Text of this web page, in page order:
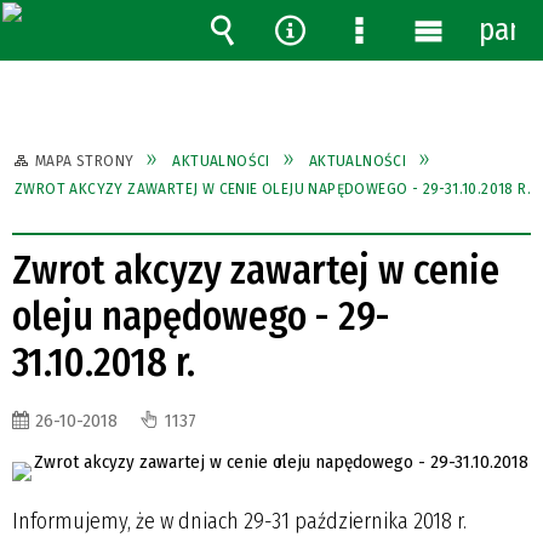
MAPA STRONY AKTUALNOŚCI
AKTUALNOŚCI
ZWROT AKCYZY ZAWARTEJ W CENIE OLEJU NAPĘDOWEGO - 29-31.10.2018 R.
Zwrot akcyzy zawartej w cenie
oleju napędowego - 29-
31.10.2018 r.
26-10-2018 1137
Informujemy, że w dniach 29-31 października 2018 r.
Wyszukiwarka
Narzędzia
MenuMenu